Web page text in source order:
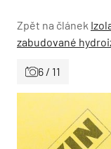
Zpět na článek
zabudované
6 / 11